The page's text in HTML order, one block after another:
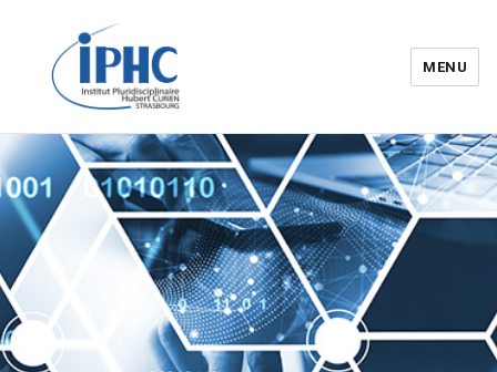
Institut pluridisciplinaire Hubert
Curien – IPHC
MENU